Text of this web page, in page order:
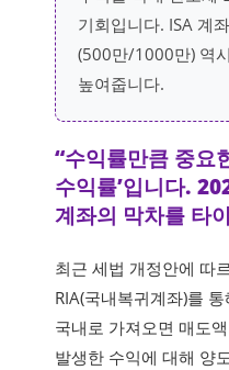
기회입니다. ISA 계
(500만/1000만) 역
높여줍니다.
“수익률만큼 중요
수익률’입니다.
계좌의 막차를 타
최근 세법 개정안에 따
RIA(국내복귀계좌)를
국내로 가져오면 매도
발생한 수익에 대해 양